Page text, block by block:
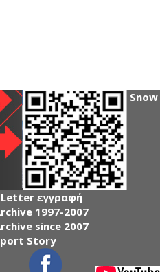
Snow
εγγραφή
1997-2007
since 2007
Story